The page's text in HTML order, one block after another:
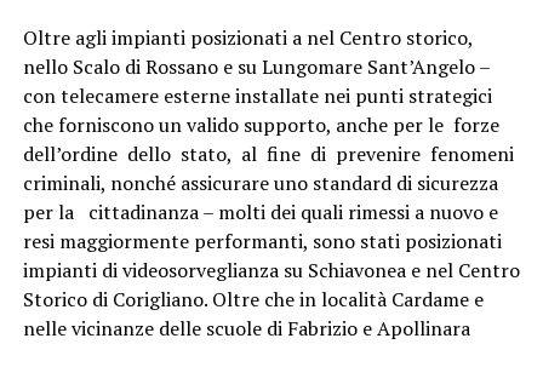
Oltre agli impianti posizionati a nel Centro storico,
nello Scalo di Rossano e su Lungomare Sant’Angelo –
con telecamere esterne installate nei punti strategici
che forniscono un valido supporto, anche per le forze
dell’ordine dello stato, al fine di prevenire fenomeni
criminali, nonché assicurare uno standard di sicurezza
per la cittadinanza – molti dei quali rimessi a nuovo e
resi maggiormente performanti, sono stati posizionati
impianti di videosorveglianza su Schiavonea e nel Centro
Storico di Corigliano. Oltre che in località Cardame e
nelle vicinanze delle scuole di Fabrizio e Apollinara